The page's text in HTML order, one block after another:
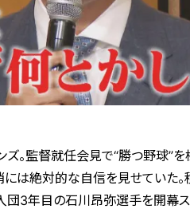
。監督就任会見で“勝つ野球”
は絶対的な自信を見せていた。
3年目の石川昂弥選手を開幕ス